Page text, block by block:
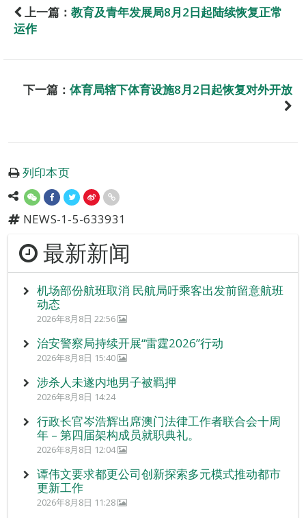
上一篇： 教育及青年发展局8月2日起陆续恢复正常
运作
下一篇： 体育局辖下体育设施8月2日起恢复对外开放
列印本页
NEWS-1-5-633931
最新新闻
机场部份航班取消 民航局吁乘客出发前留意航班
动态
2026年8月8日 22:56
治安警察局持续开展“雷霆2026”行动
2026年8月8日 15:40
涉杀人未遂内地男子被羁押
2026年8月8日 14:24
行政长官岑浩辉出席澳门法律工作者联合会十周
年 – 第四届架构成员就职典礼。
2026年8月8日 12:04
谭伟文要求都更公司创新探索多元模式推动都市
更新工作
2026年8月8日 11:28